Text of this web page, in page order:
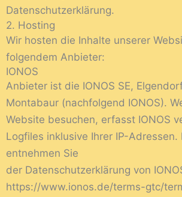
Datenschutzerklärung.
2. Hosting
Wir hosten die Inhalte unserer
folgendem Anbieter:
IONOS
Anbieter ist die IONOS SE,
Montabaur (nachfolgend IONOS).
Website besuchen, erfasst IONOS
Logfiles inklusive Ihrer IP-Adressen.
entnehmen Sie
der Datenschutzerklärung von
https://www.ionos.de/terms-gtc/